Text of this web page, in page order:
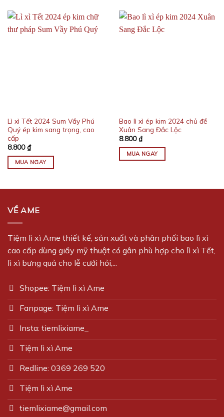
Lì xì Tết 2024 Sum Vầy Phú
Quý ép kim sang trọng, cao
cấp
8.800₫
MUA NGAY
Bao lì xì ép kim 2024 chủ đề
Xuân Sang Đắc Lộc
8.800₫
MUA NGAY
VỀ AME
Tiệm lì xì Ame thiết kế, sản xuất và phân phối bao lì xì
cao cấp dùng giấy mỹ thuật có gân phù hợp cho lì xì Tết,
lì xì bưng quả cho lễ cưới hỏi,...
Shopee: Tiệm lì xì Ame
Fanpage: Tiệm lì xì Ame
Insta: tiemlixiame_
Tiệm lì xì Ame
Redline: 0369 269 520
Tiệm lì xì Ame
tiemlixiame@gmail.com